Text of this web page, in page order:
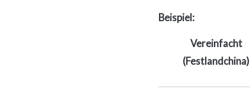
Beispiel:
Vereinfacht
(Festlandchina)